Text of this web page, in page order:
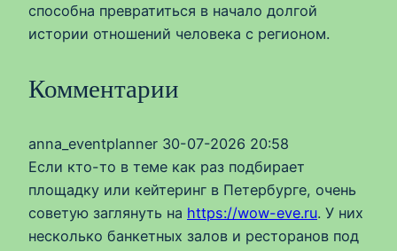
способна превратиться в начало долгой
истории отношений человека с регионом.
Комментарии
anna_eventplanner 30-07-2026 20:58
Если кто-то в теме как раз подбирает
площадку или кейтеринг в Петербурге, очень
советую заглянуть на https://wow-eve.ru. У них
несколько банкетных залов и ресторанов под